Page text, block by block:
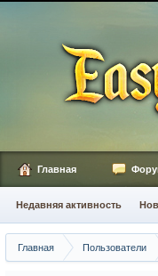
Главная Пользователи
Главная
Недавняя активность